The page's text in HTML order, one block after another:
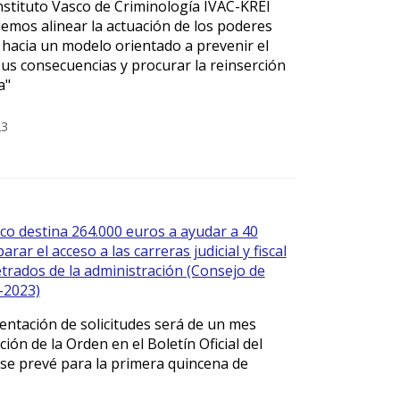
Vasco de Criminología IVAC-KREI
alinear la actuación de los poderes
un modelo orientado a prevenir el
consecuencias y procurar la reinserción
destina 264.000 euros a ayudar a 40
el acceso a las carreras judicial y fiscal
de la administración (Consejo de
de solicitudes será de un mes
de la Orden en el Boletín Oficial del
prevé para la primera quincena de